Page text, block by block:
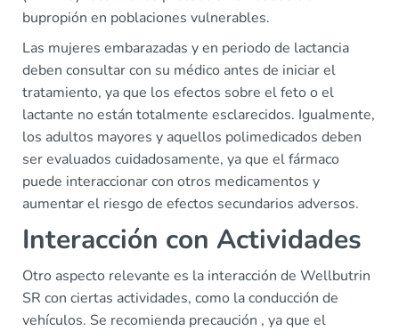
bupropión en poblaciones vulnerables.
Las mujeres embarazadas y en periodo de lactancia
deben consultar con su médico antes de iniciar el
tratamiento, ya que los efectos sobre el feto o el
lactante no están totalmente esclarecidos. Igualmente,
los adultos mayores y aquellos polimedicados deben
ser evaluados cuidadosamente, ya que el fármaco
puede interaccionar con otros medicamentos y
aumentar el riesgo de efectos secundarios adversos.
Interacción con Actividades
Otro aspecto relevante es la interacción de Wellbutrin
SR con ciertas actividades, como la conducción de
vehículos. Se recomienda precaución , ya que el